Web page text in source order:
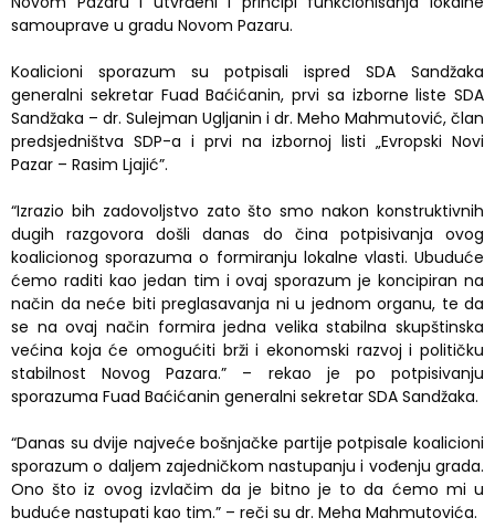
samouprave u gradu Novom Pazaru.
Koalicioni sporazum su potpisali ispred SDA Sandžaka
generalni sekretar Fuad Baćićanin, prvi sa izborne liste SDA
Sandžaka – dr. Sulejman Ugljanin i dr. Meho Mahmutović, član
predsjedništva SDP-a i prvi na izbornoj listi „Evropski Novi
Pazar – Rasim Ljajić”.
“Izrazio bih zadovoljstvo zato što smo nakon konstruktivnih
dugih razgovora došli danas do čina potpisivanja ovog
koalicionog sporazuma o formiranju lokalne vlasti. Ubuduće
ćemo raditi kao jedan tim i ovaj sporazum je koncipiran na
način da neće biti preglasavanja ni u jednom organu, te da
se na ovaj način formira jedna velika stabilna skupštinska
većina koja će omogućiti brži i ekonomski razvoj i političku
stabilnost Novog Pazara.” – rekao je po potpisivanju
sporazuma Fuad Baćićanin generalni sekretar SDA Sandžaka.
“Danas su dvije najveće bošnjačke partije potpisale koalicioni
sporazum o daljem zajedničkom nastupanju i vođenju grada.
Ono što iz ovog izvlačim da je bitno je to da ćemo mi u
buduće nastupati kao tim.” – reči su dr. Meha Mahmutovića.